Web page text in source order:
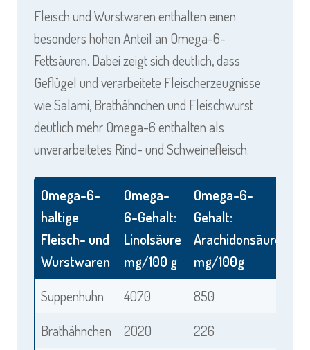
Fleisch und Wurstwaren enthalten einen
besonders hohen Anteil an Omega-6-
Fettsäuren. Dabei zeigt sich deutlich, dass
Geflügel und verarbeitete Fleischerzeugnisse
wie Salami, Brathähnchen und Fleischwurst
deutlich mehr Omega-6 enthalten als
unverarbeitetes Rind- und Schweinefleisch.
Omega-6-
haltige
Fleisch- und
Wurstwaren
Omega-
6-Gehalt:
Linolsäure
mg/100 g
Omega-6-
Gehalt:
Arachidonsäure
mg/100g
Suppenhuhn
4070
850
Brathähnchen
2020
226